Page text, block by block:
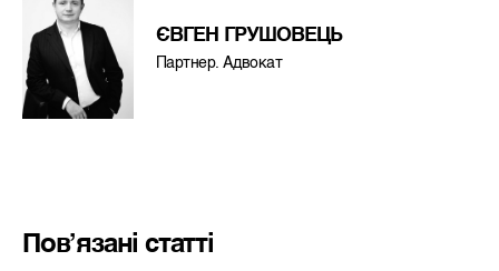
ЄВГЕН ГРУШОВЕЦЬ
Партнер. Адвокат
Пов’язані статті